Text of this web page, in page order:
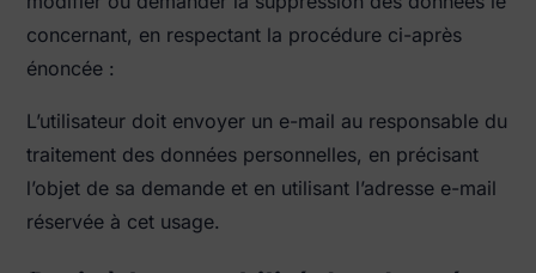
concernant, en respectant la procédure ci-après
énoncée :
L’utilisateur doit envoyer un e-mail au responsable du
traitement des données personnelles, en précisant
l’objet de sa demande et en utilisant l’adresse e-mail
réservée à cet usage.